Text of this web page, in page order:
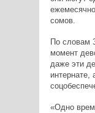
сомов.
По словам
момент
даже эти
интернате,
«Одно